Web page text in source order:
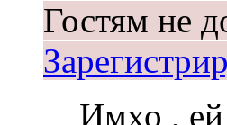
Гостям не
Имхо , ей